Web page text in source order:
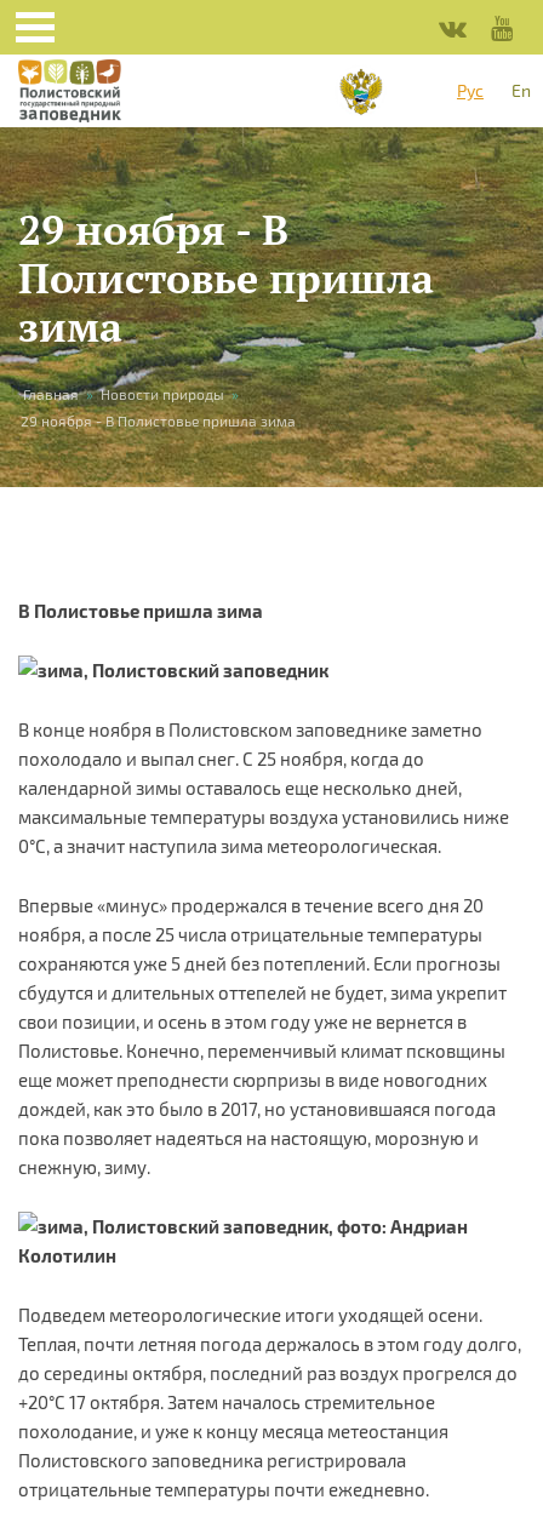
Перейти к основному содержанию
Рус
En
29 ноября - В
Полистовье пришла
зима
Вы здесь
Главная » Новости природы »
29 ноября - В Полистовье пришла зима
В Полистовье пришла зима
В конце ноября в Полистовском заповеднике заметно
похолодало и выпал снег. С 25 ноября, когда до
календарной зимы оставалось еще несколько дней,
максимальные температуры воздуха установились ниже
0°C, а значит наступила зима метеорологическая.
Впервые «минус» продержался в течение всего дня 20
ноября, а после 25 числа отрицательные температуры
сохраняются уже 5 дней без потеплений. Если прогнозы
сбудутся и длительных оттепелей не будет, зима укрепит
свои позиции, и осень в этом году уже не вернется в
Полистовье. Конечно, переменчивый климат псковщины
еще может преподнести сюрпризы в виде новогодних
дождей, как это было в 2017, но установившаяся погода
пока позволяет надеяться на настоящую, морозную и
снежную, зиму.
Подведем метеорологические итоги уходящей осени.
Теплая, почти летняя погода держалось в этом году долго,
до середины октября, последний раз воздух прогрелся до
+20°C 17 октября. Затем началось стремительное
похолодание, и уже к концу месяца метеостанция
Полистовского заповедника регистрировала
отрицательные температуры почти ежедневно.